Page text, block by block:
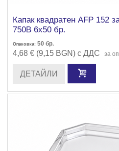
Капак квадратен AFP 152
750B 6х50 бр.
Опаковка: 50 бр.
4,68 € (9,15 BGN) с ДДС за
ДЕТАЙЛИ